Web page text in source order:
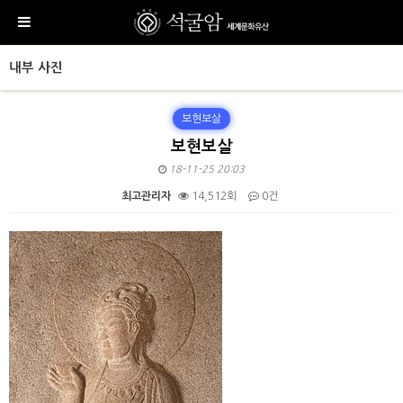
내부 사진
보현보살
보현보살
18-11-25 20:03
최고관리자 14,512회 0건
본문